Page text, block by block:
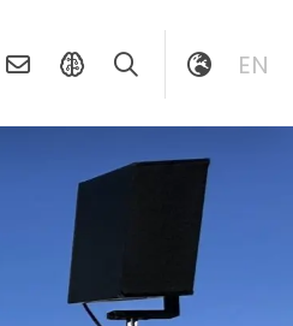
EN